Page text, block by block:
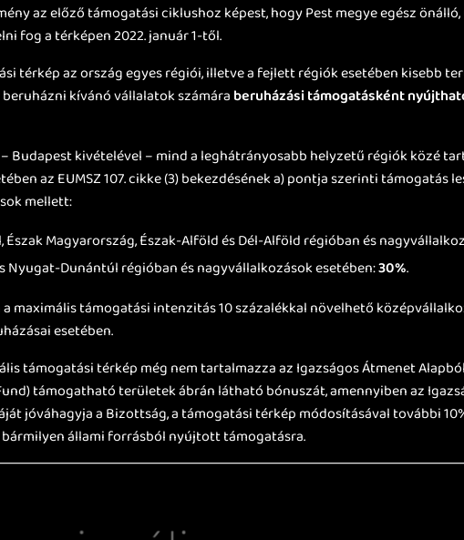
az előző támogatási ciklushoz képest, hogy Pest megye egész önálló,
fog a térképen 2022. január 1-től.
térkép az ország egyes régiói, illetve a fejlett régiók esetében kisebb
kívánó vállalatok számára beruházási támogatásként
Budapest kivételével – mind a leghátrányosabb helyzetű régiók közé
az EUMSZ 107. cikke (3) bekezdésének a) pontja szerinti támogatás
mellett:
Észak Magyarország, Észak-Alföld és Dél-Alföld régióban és
Nyugat-Dunántúl régióban és nagyvállalkozások esetében:30%.
maximális támogatási intenzitás 10 százalékkal növelhető
esetében.
támogatási térkép még nem tartalmazza az Igazságos Átmenet
támogatható területek ábrán látható bónuszát, amennyiben az
jóváhagyja a Bizottság, a támogatási térkép módosításával további
állami forrásból nyújtott támogatásra.